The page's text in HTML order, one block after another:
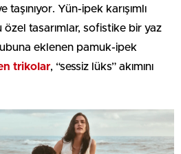
taşınıyor. Yün-ipek karışımlı
tasarımlar, sofistike bir yaz
eklenen pamuk-ipek
trikolar, “sessiz lüks” akımını